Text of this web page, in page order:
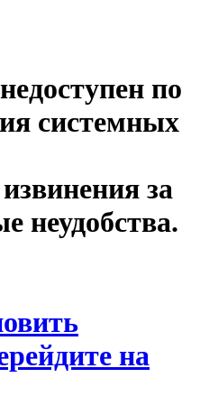
по
системных
за
неудобства.
на